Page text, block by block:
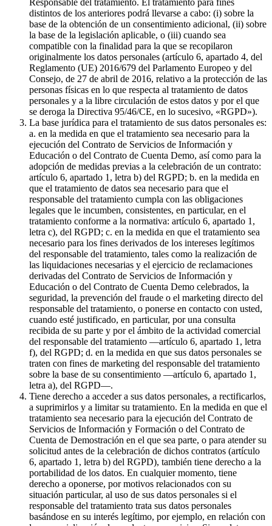
distintos de los anteriores podrá llevarse a cabo: (i) sobre la
base de la obtención de un consentimiento adicional, (ii) sobre
la base de la legislación aplicable, o (iii) cuando sea
compatible con la finalidad para la que se recopilaron
originalmente los datos personales (artículo 6, apartado 4, del
Reglamento (UE) 2016/679 del Parlamento Europeo y del
Consejo, de 27 de abril de 2016, relativo a la protección de las
personas físicas en lo que respecta al tratamiento de datos
personales y a la libre circulación de estos datos y por el que
se deroga la Directiva 95/46/CE, en lo sucesivo, «RGPD»).
La base jurídica para el tratamiento de sus datos personales es:
a. en la medida en que el tratamiento sea necesario para la
ejecución del Contrato de Servicios de Información y
Educación o del Contrato de Cuenta Demo, así como para la
adopción de medidas previas a la celebración de un contrato:
artículo 6, apartado 1, letra b) del RGPD; b. en la medida en
que el tratamiento de datos sea necesario para que el
responsable del tratamiento cumpla con las obligaciones
legales que le incumben, consistentes, en particular, en el
tratamiento conforme a la normativa: artículo 6, apartado 1,
letra c), del RGPD; c. en la medida en que el tratamiento sea
necesario para los fines derivados de los intereses legítimos
del responsable del tratamiento, tales como la realización de
las liquidaciones necesarias y el ejercicio de reclamaciones
derivadas del Contrato de Servicios de Información y
Educación o del Contrato de Cuenta Demo celebrados, la
seguridad, la prevención del fraude o el marketing directo del
responsable del tratamiento, o ponerse en contacto con usted,
cuando esté justificado, en particular, por una consulta
recibida de su parte y por el ámbito de la actividad comercial
del responsable del tratamiento —artículo 6, apartado 1, letra
f), del RGPD; d. en la medida en que sus datos personales se
traten con fines de marketing del responsable del tratamiento
sobre la base de su consentimiento —artículo 6, apartado 1,
letra a), del RGPD—.
Tiene derecho a acceder a sus datos personales, a rectificarlos,
a suprimirlos y a limitar su tratamiento. En la medida en que el
tratamiento sea necesario para la ejecución del Contrato de
Servicios de Información y Formación o del Contrato de
Cuenta de Demostración en el que sea parte, o para atender su
solicitud antes de la celebración de dichos contratos (artículo
6, apartado 1, letra b) del RGPD), también tiene derecho a la
portabilidad de los datos. En cualquier momento, tiene
derecho a oponerse, por motivos relacionados con su
situación particular, al uso de sus datos personales si el
responsable del tratamiento trata sus datos personales
basándose en su interés legítimo, por ejemplo, en relación con